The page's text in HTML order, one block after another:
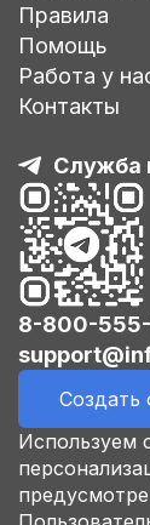
Правила
Помощь
Работа у
Контакты
Служба
8-800-
Создать
Используем